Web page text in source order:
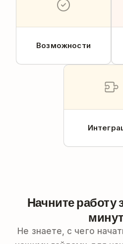
Возможности
Начните работу
Не знаете, с чего